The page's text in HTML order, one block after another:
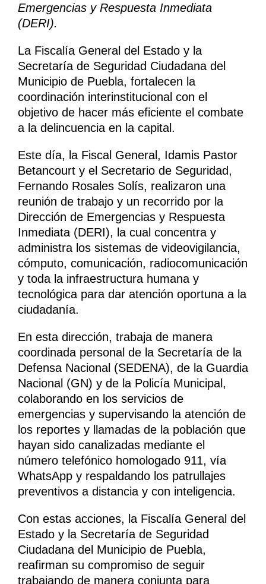
Emergencias y Respuesta Inmediata
(DERI).
La Fiscalía General del Estado y la
Secretaría de Seguridad Ciudadana del
Municipio de Puebla, fortalecen la
coordinación interinstitucional con el
objetivo de hacer más eficiente el combate
a la delincuencia en la capital.
Este día, la Fiscal General, Idamis Pastor
Betancourt y el Secretario de Seguridad,
Fernando Rosales Solís, realizaron una
reunión de trabajo y un recorrido por la
Dirección de Emergencias y Respuesta
Inmediata (DERI), la cual concentra y
administra los sistemas de videovigilancia,
cómputo, comunicación, radiocomunicación
y toda la infraestructura humana y
tecnológica para dar atención oportuna a la
ciudadanía.
En esta dirección, trabaja de manera
coordinada personal de la Secretaría de la
Defensa Nacional (SEDENA), de la Guardia
Nacional (GN) y de la Policía Municipal,
colaborando en los servicios de
emergencias y supervisando la atención de
los reportes y llamadas de la población que
hayan sido canalizadas mediante el
número telefónico homologado 911, vía
WhatsApp y respaldando los patrullajes
preventivos a distancia y con inteligencia.
Con estas acciones, la Fiscalía General del
Estado y la Secretaría de Seguridad
Ciudadana del Municipio de Puebla,
reafirman su compromiso de seguir
trabajando de manera conjunta para